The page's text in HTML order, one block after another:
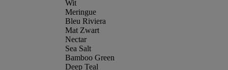
Wit
Meringue
Bleu Riviera
Mat Zwart
Nectar
Sea Salt
Bamboo Green
Deep Teal